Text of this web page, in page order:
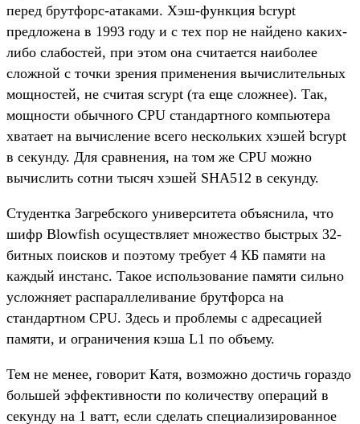
перед брутфорс-атаками. Хэш-функция bcrypt
предложена в 1993 году и с тех пор не найдено каких-
либо слабостей, при этом она считается наиболее
сложной с точки зрения применения вычислительных
мощностей, не считая scrypt (та еще сложнее). Так,
мощности обычного CPU стандартного компьютера
хватает на вычисление всего нескольких хэшей bcrypt
в секунду. Для сравнения, на том же CPU можно
вычислить сотни тысяч хэшей SHA512 в секунду.
Студентка Загребского университета объяснила, что
шифр Blowfish осуществляет множество быстрых 32-
битных поисков и поэтому требует 4 КБ памяти на
каждый инстанс. Такое использование памяти сильно
усложняет распараллеливание брутфорса на
стандартном CPU. Здесь и проблемы с адресацией
памяти, и ограничения кэша L1 по объему.
Тем не менее, говорит Катя, возможно достичь гораздо
большей эффективности по количеству операций в
секунду на 1 ватт, если сделать специализированное